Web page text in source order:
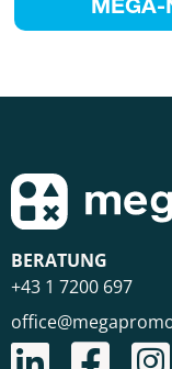
BERATUNG
+43 1 7200 697